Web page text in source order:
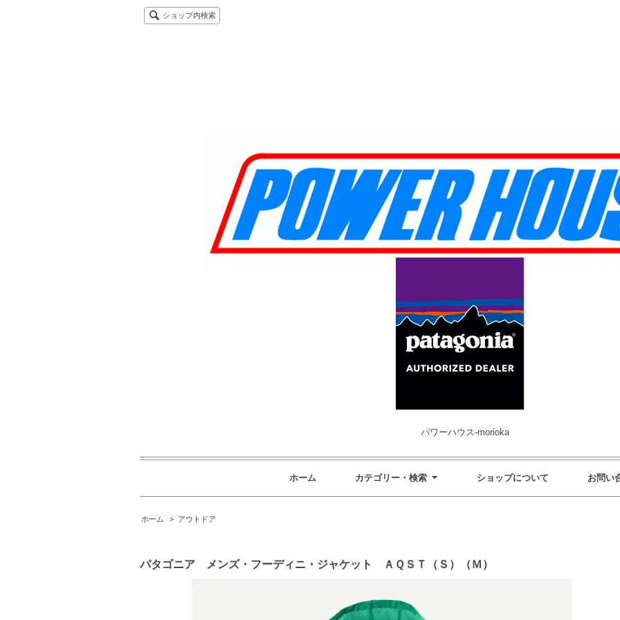
ショップ内検索
パワーハウス-morioka
ホーム カテゴリー・検索 ショップについて お問い
ホーム > アウトドア
パタゴニア メンズ・フーディニ・ジャケット ＡＱＳＴ（Ｓ）（Ｍ）